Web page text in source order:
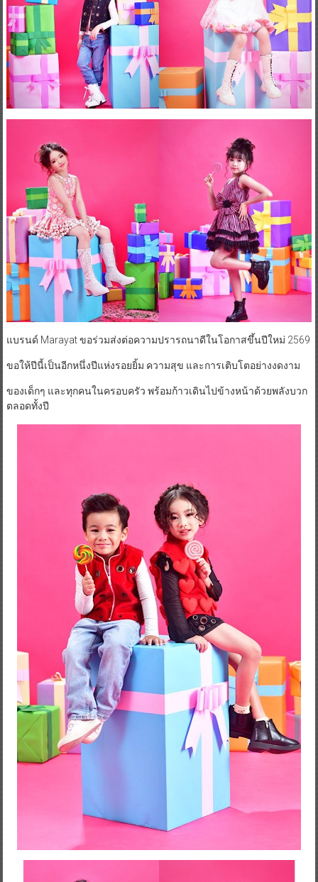
แบรนด์ Marayat ขอร่วมส่งต่อความปรารถนาดีในโอกาสขึ้นปีใหม่ 2569
ขอให้ปีนี้เป็นอีกหนึ่งปีแห่งรอยยิ้ม ความสุข และการเติบโตอย่างงดงาม
ของเด็กๆ และทุกคนในครอบครัว พร้อมก้าวเดินไปข้างหน้าด้วยพลังบวก
ตลอดทั้งปี